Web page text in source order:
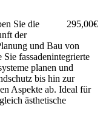
295,00€
Sie die
der
und Bau von
fassadenintegrierte
planen und
bis hin zur
Aspekte ab. Ideal für
ästhetische